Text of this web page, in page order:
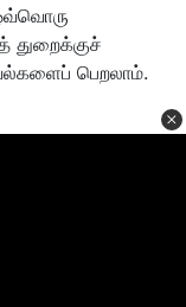
துறைக்குச்
பெறலாம்.